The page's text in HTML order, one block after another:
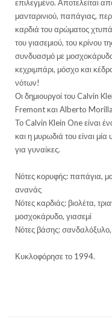
επιλεγμένο. Αποτελείται
μανταρινιού, παπάγιας,
καρδιά του αρώματος
του γιασεμιού, του κρίνου
συνδυασμό με
κεχριμπάρι, μόσχο και
νότων!
Οι δημιουργοί του Calvin
Fremont και Alberto
Το Calvin Klein One είναι
και η μυρωδιά του είναι
για γυναίκες.
Νότες κορυφής: παπάγια,
ανανάς
Νότες καρδιάς: βιολέτα,
μοσχοκάρυδο, γιασεμί
Νότες βάσης:
Κυκλοφόρησε το 1994.